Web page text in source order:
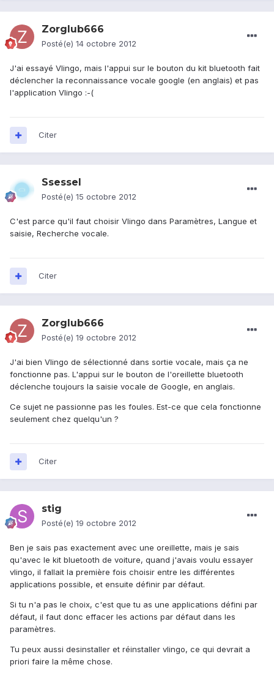
Zorglub666
Posté(e) 14 octobre 2012
J'ai essayé Vlingo, mais l'appui sur le bouton du kit bluetooth fait
déclencher la reconnaissance vocale google (en anglais) et pas
l'application Vlingo :-(
Citer
Ssessel
Posté(e) 15 octobre 2012
C'est parce qu'il faut choisir Vlingo dans Paramètres, Langue et
saisie, Recherche vocale.
Citer
Zorglub666
Posté(e) 19 octobre 2012
J'ai bien Vlingo de sélectionné dans sortie vocale, mais ça ne
fonctionne pas. L'appui sur le bouton de l'oreillette bluetooth
déclenche toujours la saisie vocale de Google, en anglais.
Ce sujet ne passionne pas les foules. Est-ce que cela fonctionne
seulement chez quelqu'un ?
Citer
stig
Posté(e) 19 octobre 2012
Ben je sais pas exactement avec une oreillette, mais je sais
qu'avec le kit bluetooth de voiture, quand j'avais voulu essayer
vlingo, il fallait la première fois choisir entre les différentes
applications possible, et ensuite définir par défaut.
Si tu n'a pas le choix, c'est que tu as une applications défini par
défaut, il faut donc effacer les actions par défaut dans les
paramètres.
Tu peux aussi desinstaller et réinstaller vlingo, ce qui devrait a
priori faire la même chose.